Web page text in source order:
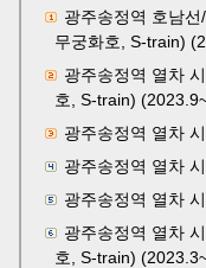
광주송정역 호남
무궁화호, S-train)
광주송정역 열차
호, S-train)
광주송정역 열차
광주송정역 열차
광주송정역 열차
광주송정역 열차
호, S-train)